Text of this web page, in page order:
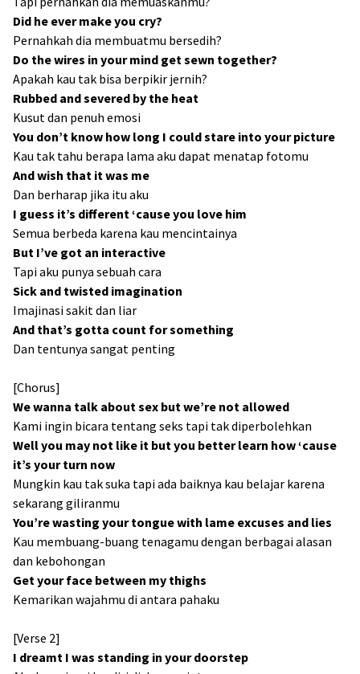
Did he ever make you cry?
Pernahkah dia membuatmu bersedih?
Do the wires in your mind get sewn together?
Apakah kau tak bisa berpikir jernih?
Rubbed and severed by the heat
Kusut dan penuh emosi
You don’t know how long I could stare into your picture
Kau tak tahu berapa lama aku dapat menatap fotomu
And wish that it was me
Dan berharap jika itu aku
I guess it’s different ‘cause you love him
Semua berbeda karena kau mencintainya
But I’ve got an interactive
Tapi aku punya sebuah cara
Sick and twisted imagination
Imajinasi sakit dan liar
And that’s gotta count for something
Dan tentunya sangat penting
[Chorus]
We wanna talk about sex but we’re not allowed
Kami ingin bicara tentang seks tapi tak diperbolehkan
Well you may not like it but you better learn how ‘cause
it’s your turn now
Mungkin kau tak suka tapi ada baiknya kau belajar karena
sekarang giliranmu
You’re wasting your tongue with lame excuses and lies
Kau membuang-buang tenagamu dengan berbagai alasan
dan kebohongan
Get your face between my thighs
Kemarikan wajahmu di antara pahaku
[Verse 2]
I dreamt I was standing in your doorstep